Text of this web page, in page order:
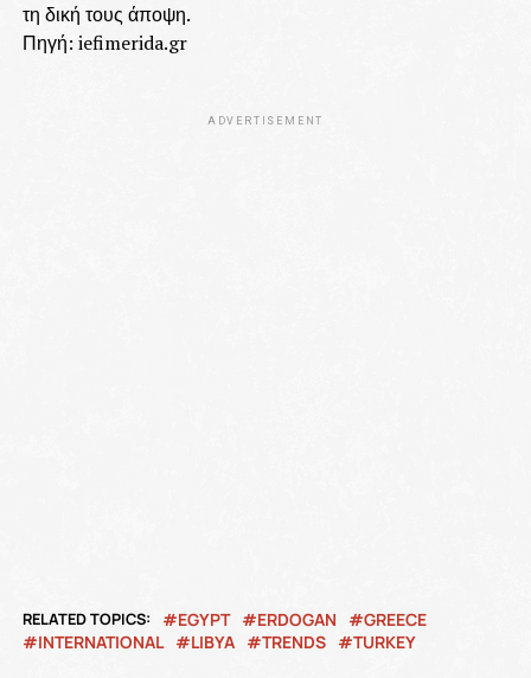
τη δική τους άποψη.
Πηγή: iefimerida.gr
ADVERTISEMENT
RELATED TOPICS: EGYPT ERDOGAN
GREECE
INTERNATIONAL
LIBYA TRENDS TURKEY